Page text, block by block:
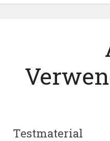
Testmaterial